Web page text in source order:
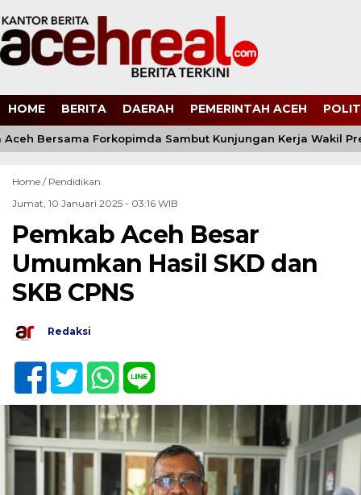
HOME BERITA DAERAH PEMERINTAH ACEH
Bersama Forkopimda Sambut Kunjungan Kerja Wakil
Home / Pendidikan
Jumat, 10 Januari 2025 - 03:16 WIB
Pemkab Aceh Besar
Umumkan Hasil SKD dan
SKB CPNS
Redaksi